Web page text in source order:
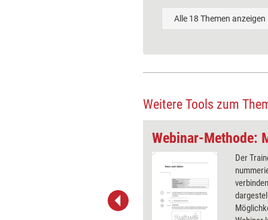
Alle 18 Themen anzeigen
Weitere Tools zum
sind. Auf dieser Zielscheibe
Webinar-Methode:
Der